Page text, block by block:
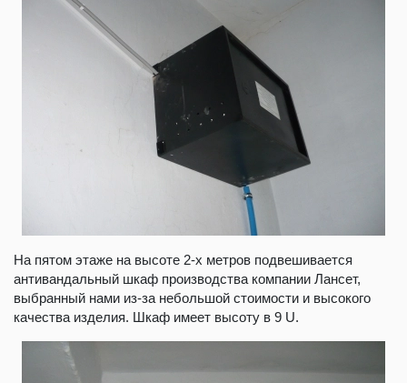
На пятом этаже на высоте 2-х метров подвешивается
антивандальный шкаф производства компании Лансет,
выбранный нами из-за небольшой стоимости и высокого
качества изделия. Шкаф имеет высоту в 9 U.